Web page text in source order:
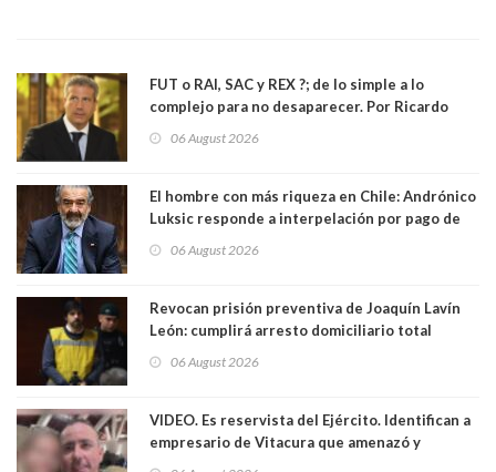
FUT o RAI, SAC y REX ?; de lo simple a lo
complejo para no desaparecer. Por Ricardo
06 August 2026
El hombre con más riqueza en Chile: Andrónico
Luksic responde a interpelación por pago de
día que me muera”
06 August 2026
Revocan prisión preventiva de Joaquín Lavín
León: cumplirá arresto domiciliario total
06 August 2026
VIDEO. Es reservista del Ejército. Identifican a
empresario de Vitacura que amenazó y